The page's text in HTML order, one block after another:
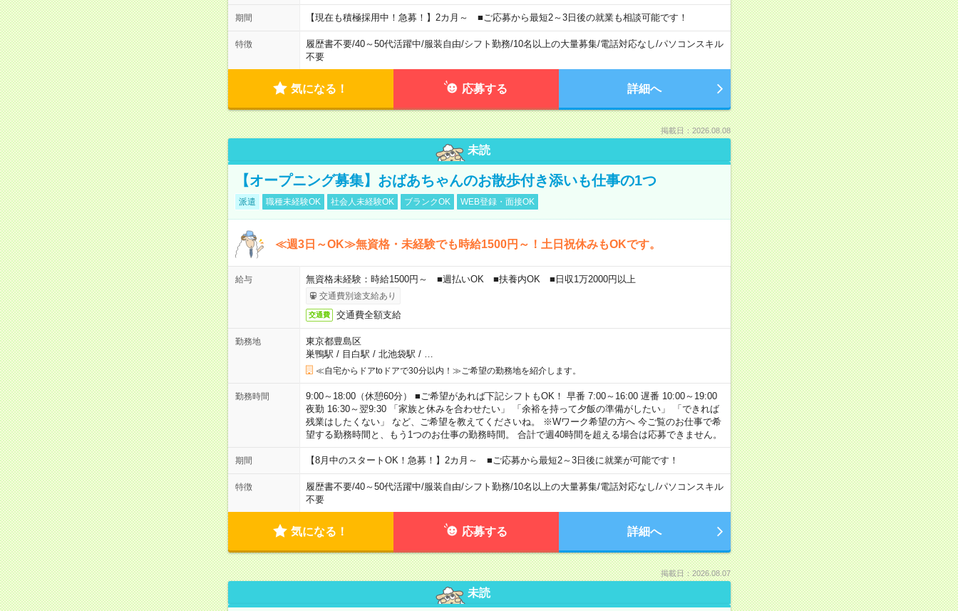
期間 【現在も積極採用中！急募！】2カ月～ ■ご応募から最短2～3日後の就業も相談可能です！
特徴 履歴書不要/40～50代活躍中/服装自由/シフト勤務/10名以上の大量募集/電話対応なし/パソコンスキル
不要
気になる！ 応募する 詳細へ
掲載日：2026.08.08
未読
【オープニング募集】おばあちゃんのお散歩付き添いも仕事の1つ
派遣 職種未経験OK 社会人未経験OK ブランクOK WEB登録・面接OK
≪週3日～OK≫無資格・未経験でも時給1500円～！土日祝休みもOKです。
給与 無資格未経験：時給1500円～ ■週払いOK ■扶養内OK ■日収1万2000円以上
交通費別途支給あり
交通費 交通費全額支給
勤務地
東京都豊島区
巣鴨駅 / 目白駅 / 北池袋駅 /
≪自宅からドアtoドアで30分以内！≫ご希望の勤務地を紹介します。
勤務時間
9:00～18:00（休憩60分） ■ご希望があれば下記シフトもOK！ 早番 7:00～16:00 遅番 10:00～19:00
夜勤 16:30～翌9:30 「家族と休みを合わせたい」 「余裕を持って夕飯の準備がしたい」 「できれば
残業はしたくない」 など、ご希望を教えてくださいね。 ※Wワーク希望の方へ 今ご覧のお仕事で希
望する勤務時間と、もう1つのお仕事の勤務時間。 合計で週40時間を超える場合は応募できません。
期間 【8月中のスタートOK！急募！】2カ月～ ■ご応募から最短2～3日後に就業が可能です！
特徴 履歴書不要/40～50代活躍中/服装自由/シフト勤務/10名以上の大量募集/電話対応なし/パソコンスキル
不要
気になる！ 応募する 詳細へ
掲載日：2026.08.07
未読